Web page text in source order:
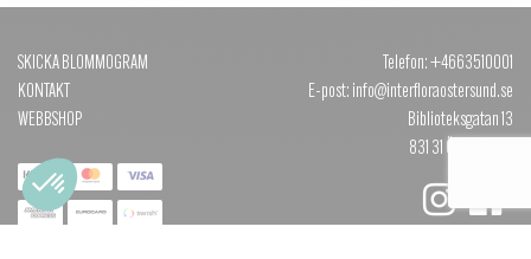
SKICKA BLOMMOGRAM
KONTAKT
WEBBSHOP
Telefon: +4663510001
E-post: info@interfloraostersund.se
Biblioteksgatan 13
831 31 ÖSTERSUND